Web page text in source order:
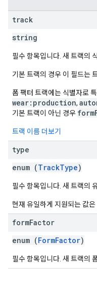
track
string
필수 항목입니다. 새 트랙의
기본 트랙의 경우 이 필드는
폼 팩터 트랙에는 식별자로
wear:production,
기본 트랙이 아닌 경우
트랙 이름 더보기
type
enum (TrackType)
필수 항목입니다. 새 트랙의
현재 유일하게 지원되는 값
formFactor
enum (FormFactor)
필수 항목입니다. 새 트랙의